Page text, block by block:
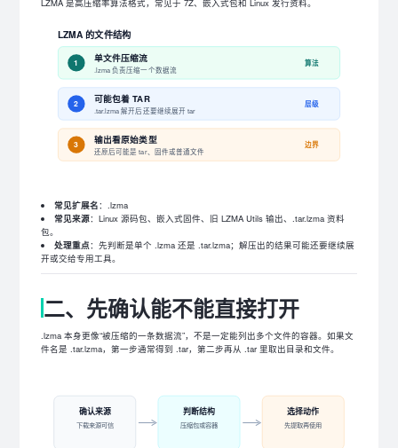
LZMA 的文件结构
1 单文件压缩流
.lzma 负责压缩一个数据流
算法
2 可能包着 TAR
.tar.lzma 解开后还要继续展开 tar
层级
3 输出看原始类型
还原后可能是 tar、固件或普通文件
边界
常见扩展名：.lzma
常见来源：Linux 源码包、嵌入式固件、旧 LZMA Utils 输出、.tar.lzma 资料
包。
处理重点：先判断是单个 .lzma 还是 .tar.lzma；解压出的结果可能还要继续展
开或交给专用工具。
二、先确认能不能直接打开
.lzma 本身更像“被压缩的一条数据流”，不是一定能列出多个文件的容器。如果文
件名是 .tar.lzma，第一步通常得到 .tar，第二步再从 .tar 里取出目录和文件。
确认来源
下载来源可信
判断结构
压缩包或容器
选择动作
先提取再使用